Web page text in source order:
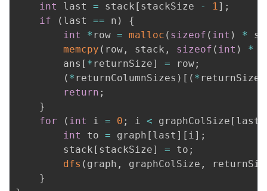
int
last = stack [ stackSize - 1] ;
if
( last == n )
{
int
* row = malloc ( sizeof ( int ) *
memcpy ( row , stack , sizeof ( int ) *
        ans
[ * returnSize] = row;
( * returnColumnSizes ) [ ( * returnSize
return ;
}
for
( int i = 0 ; i < graphColSize [ last
int
to = graph [ last ] [ i] ;
        stack
[ stackSize] = to ;
dfs ( graph , graphColSize ,
}